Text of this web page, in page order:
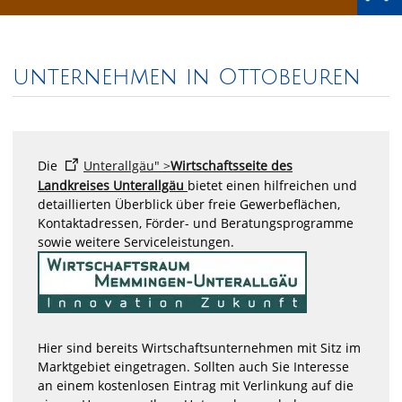
unternehmen in Ottobeuren
Die Unterallgäu" >Wirtschaftsseite des
Landkreises Unterallgäu bietet einen hilfreichen und
detaillierten Überblick über freie Gewerbeflächen,
Kontaktadressen, Förder- und Beratungsprogramme
sowie weitere Serviceleistungen.
Hier sind bereits Wirtschaftsunternehmen mit Sitz im
Marktgebiet eingetragen. Sollten auch Sie Interesse
an einem kostenlosen Eintrag mit Verlinkung auf die